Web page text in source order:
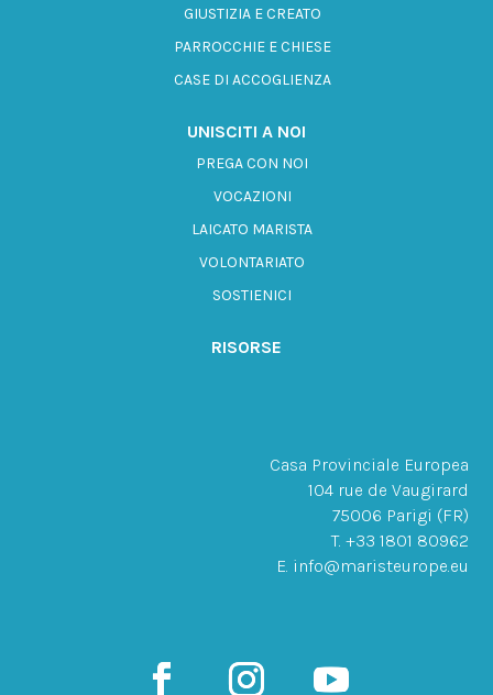
GIUSTIZIA E CREATO
PARROCCHIE E CHIESE
CASE DI ACCOGLIENZA
UNISCITI A NOI
PREGA CON NOI
VOCAZIONI
LAICATO MARISTA
VOLONTARIATO
SOSTIENICI
RISORSE
Casa Provinciale Europea
104 rue de Vaugirard
75006 Parigi (FR)
T. +33 1801 80962
E. info@maristeurope.eu